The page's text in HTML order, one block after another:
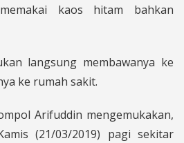
kaos hitam bahkan
langsung membawanya ke
ke rumah sakit.
Arifuddin mengemukakan,
(21/03/2019) pagi sekitar